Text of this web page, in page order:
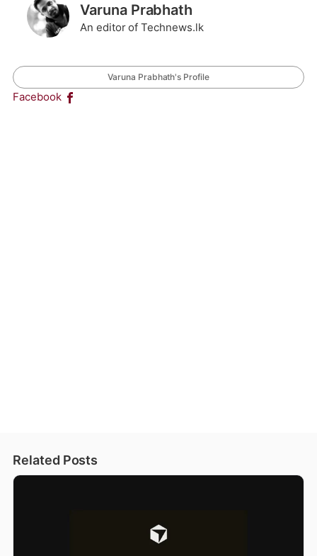
Varuna Prabhath
An editor of Technews.lk
Varuna Prabhath's Profile
Facebook
Related Posts